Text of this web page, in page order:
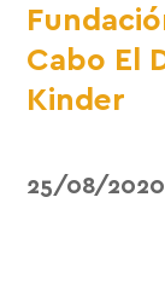
Cabo El
Kinder
25/08/2020